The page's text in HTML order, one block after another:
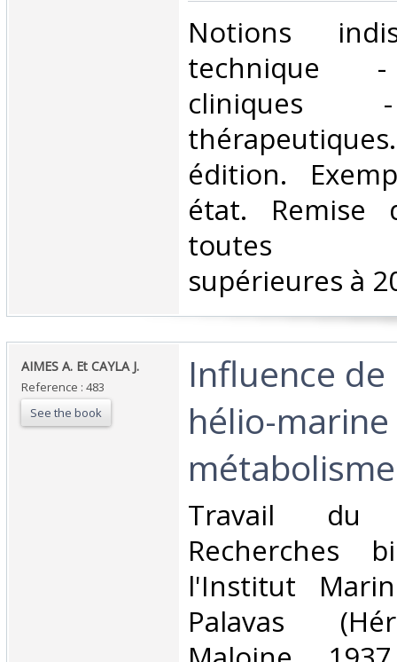
‎Notions
technique
cliniques
édition.
état. Remise
toutes
supérieures à
‎AIMES A. Et CAYLA J.‎
Reference : 483
See the book
‎Influence
hélio-
‎Travail du
Recherches
l'Institut
Palavas